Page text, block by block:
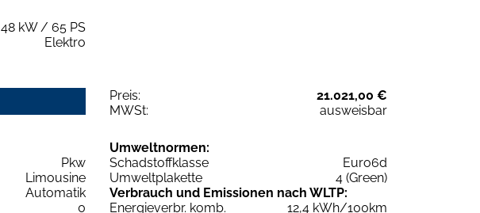
48 kW / 65 PS
Elektro
Preis:
21.021,00 €
MWSt:
ausweisbar
Pkw
Limousine
Automatik
0
Umweltnormen:
Schadstoffklasse
Euro6d
Umweltplakette
4 (Green)
Verbrauch und Emissionen nach WLTP:
Energieverbr. komb.
12,4 kWh/100km